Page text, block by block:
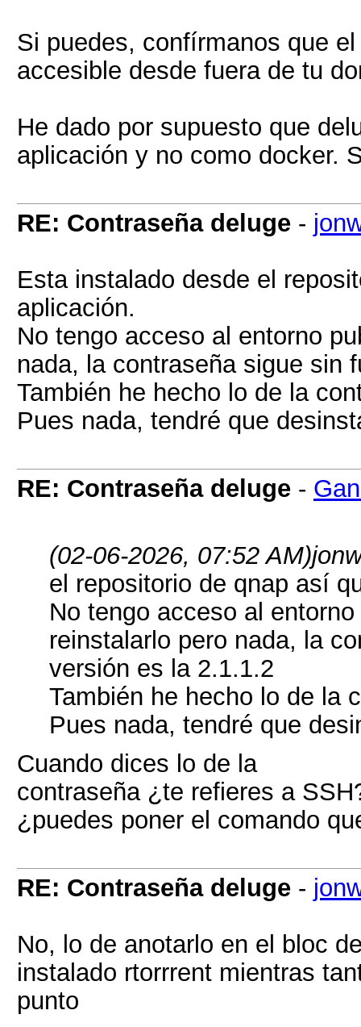
Si puedes, confírmanos que
accesible desde fuera de tu
He dado por supuesto que
aplicación y no como docker.
RE: Contraseña deluge -
Esta instalado desde el
aplicación.
No tengo acceso al entorno
nada, la contraseña sigue sin
También he hecho lo de la
Pues nada, tendré que
RE: Contraseña deluge -
(02-06-2026, 07:52 AM)
el repositorio de qnap así
No tengo acceso al
reinstalarlo pero nada, la
versión es la 2.1.1.2
También he hecho lo de la
Pues nada, tendré que
Cuando dices lo de la
contraseña ¿te refieres a
¿puedes poner el comando
RE: Contraseña deluge -
No, lo de anotarlo en el bloc
instalado rtorrrent mientras
punto